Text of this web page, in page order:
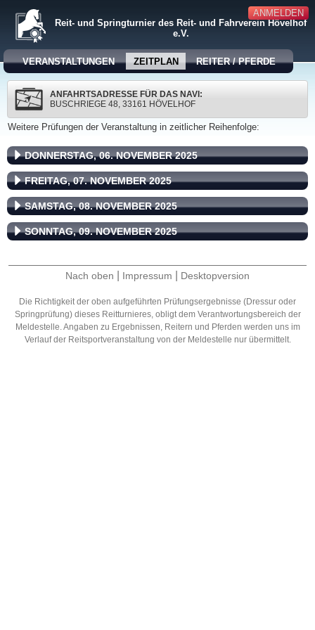
ANMELDEN
Reit- und Springturnier des Reit- und Fahrverein Hövelhof
e.V.
VERANSTALTUNGEN ZEITPLAN REITER / PFERDE
ANFAHRTSADRESSE FÜR DAS NAVI:
BUSCHRIEGE 48, 33161 HÖVELHOF
Weitere Prüfungen der Veranstaltung in zeitlicher Reihenfolge:
DONNERSTAG, 06. NOVEMBER 2025
FREITAG, 07. NOVEMBER 2025
SAMSTAG, 08. NOVEMBER 2025
SONNTAG, 09. NOVEMBER 2025
Nach oben Impressum Desktopversion
Die Richtigkeit der oben aufgeführten Prüfungsergebnisse (Dressur oder
Springprüfung) dieses Reitturnieres, obligt dem Verantwortungsbereich der
Meldestelle. Angaben zu Ergebnissen, Reitern und Pferden werden uns im
Verlauf der Reitsportveranstaltung von der Meldestelle nur übermittelt.